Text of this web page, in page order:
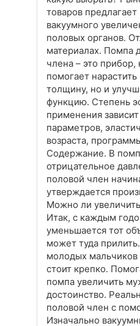
товаров
вакуумного
половых органов.
материалах. Помпа
члена – это прибор,
помогает
толщину, но и
функцию. Степень
применения
параметров,
возраста,
Содержание. В
отрицательное
половой член
утверждается
Можно ли
Итак, с каждым
уменьшается тот
может туда
молодых мальчиков
стоит крепко.
помпа увеличить
достоинство.
половой член с
Изначально